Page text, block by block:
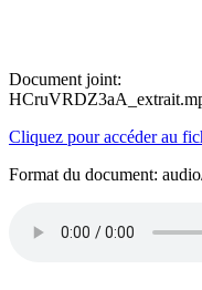
Document joint:
Cliquez pour accéder au
Format du document: